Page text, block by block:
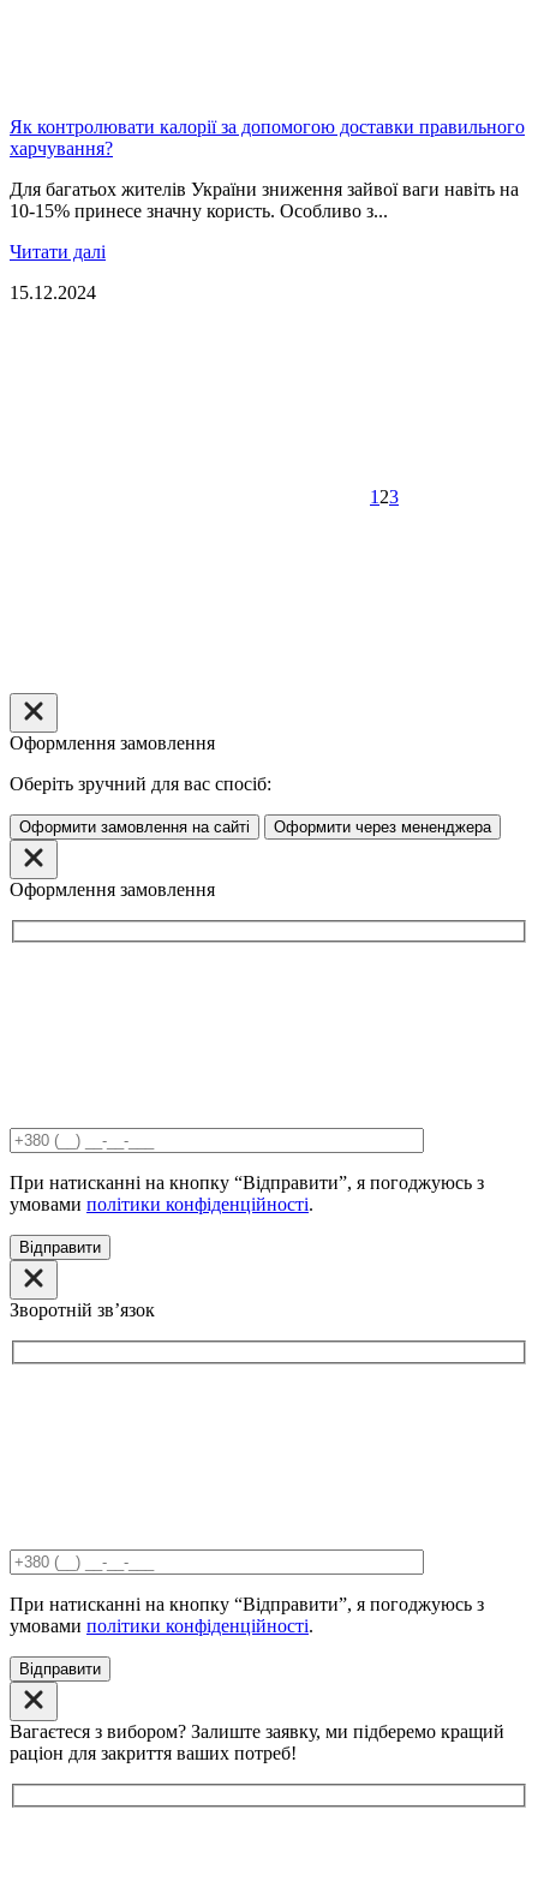
Як контролювати калорії за допомогою доставки правильного
харчування?
Для багатьох жителів України зниження зайвої ваги навіть на
10-15% принесе значну користь. Особливо з...
Читати далі
15.12.2024
1 23
Оформлення замовлення
Оберіть зручний для вас спосіб:
Оформити замовлення на сайті Оформити через мененджера
Оформлення замовлення
При натисканні на кнопку “Відправити”, я погоджуюсь з
умовами політики конфіденційності.
Відправити
Зворотній звʼязок
При натисканні на кнопку “Відправити”, я погоджуюсь з
умовами політики конфіденційності.
Відправити
Вагаєтеся з вибором? Залиште заявку, ми підберемо кращий
раціон для закриття ваших потреб!